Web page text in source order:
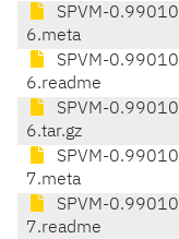
SPVM-0.99010
6.meta
SPVM-0.99010
6.readme
SPVM-0.99010
6.tar.gz
SPVM-0.99010
7.meta
SPVM-0.99010
7.readme